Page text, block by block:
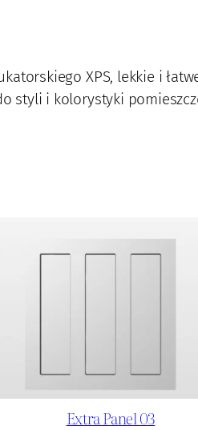
XPS, lekkie i
styli i kolorystyki
Extra Panel 03